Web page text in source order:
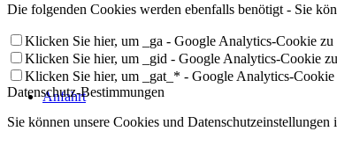
Anfahrt
Die folgenden Cookies werden ebenfalls benötigt - Sie
Klicken Sie hier, um _ga - Google Analytics-Cookie
Klicken Sie hier, um _gid - Google Analytics-Cookie
Klicken Sie hier, um _gat_* - Google Analytics-
Datenschutz-Bestimmungen
Sie können unsere Cookies und